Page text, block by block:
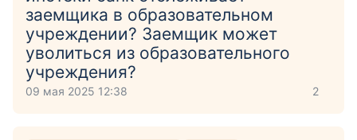
заемщика в образовательном
учреждении? Заемщик может
уволиться из образовательного
учреждения?
09 мая 2025 12:38 2